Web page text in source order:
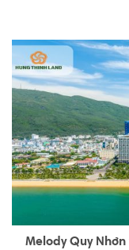
Melody Quy